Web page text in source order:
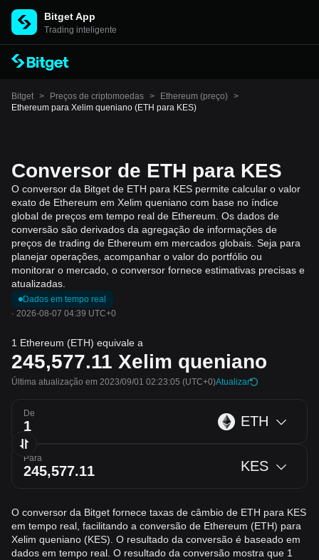
Bitget App
Trading inteligente
Bitget > Preços de criptomoedas > Ethereum (preço) >
Ethereum para Xelim queniano (ETH para KES)
Conversor de ETH para KES
O conversor da Bitget de ETH para KES permite calcular o valor
exato de Ethereum em Xelim queniano com base no índice
global de preços em tempo real de Ethereum. Os dados de
conversão são derivados da agregação de informações de
preços de trading de Ethereum em mercados globais. Seja para
planejar operações, acompanhar o valor do portfólio ou
monitorar o mercado, o conversor fornece estimativas precisas e
atualizadas.
Dados em tempo real
· 2026-08-07 04:39 UTC+0
1 Ethereum (ETH) equivale a
245,577.11 Xelim queniano
Última atualização em 2023/09/01 02:23:05 (UTC+0)Atualizar
De ETH
Para KES
O conversor da Bitget fornece taxas de câmbio de ETH para KES
em tempo real, facilitando a conversão de Ethereum (ETH) para
Xelim queniano (KES). O resultado da conversão é baseado em
dados em tempo real. O resultado da conversão mostra que 1